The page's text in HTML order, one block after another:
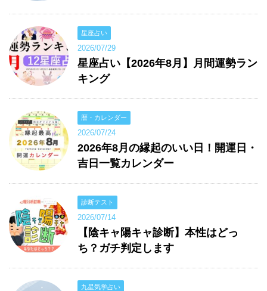
星座占い
2026/07/29
星座占い【2026年8月】月間運勢ラン
キング
暦・カレンダー
2026/07/24
2026年8月の縁起のいい日！開運日・
吉日一覧カレンダー
診断テスト
2026/07/14
【陰キャ陽キャ診断】本性はどっ
ち？ガチ判定します
九星気学占い